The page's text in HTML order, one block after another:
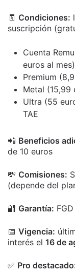
🧾 Condiciones:
suscripción
Cuenta
euros al
Premium
Metal (15,99
Ultra (55
TAE
📲 Beneficios
de 10 euros
💸 Comisiones:
(depende del
🔐 Garantía:
📅 Vigencia:
interés el 16 de
✅ Pro